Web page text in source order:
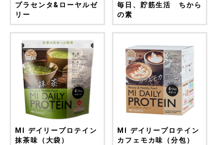
プラセンタ&ローヤルゼ
リー
毎日、貯筋生活 ちから
の素
MI デイリープロテイン
抹茶味（大袋）
MI デイリープロテイン
カフェモカ味（分包）